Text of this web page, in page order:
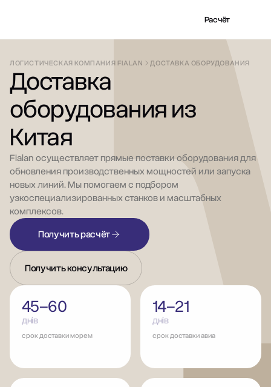
Расчёт
ЛОГИСТИЧЕСКАЯ КОМПАНИЯ FIALAN ДОСТАВКА ОБОРУДОВАНИЯ
Доставка
оборудования из
Китая
Fialan осуществляет прямые поставки оборудования для
обновления производственных мощностей или запуска
новых линий. Мы помогаем с подбором
узкоспециализированных станков и масштабных
комплексов.
Получить расчёт
Получить консультацию
45–60
днів
срок доставки морем
14–21
днів
срок доставки авиа